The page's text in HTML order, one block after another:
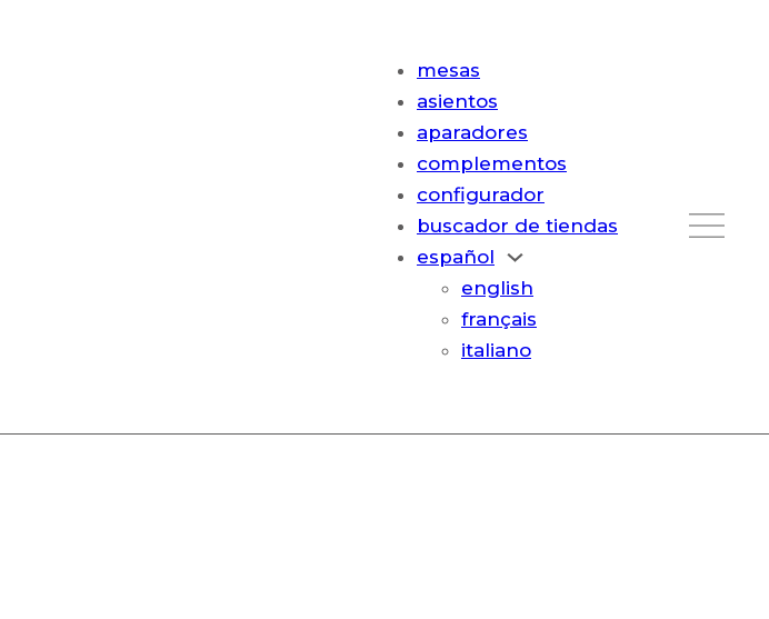
mesas
asientos
aparadores
complementos
configurador
buscador de tiendas
español
english
français
italiano